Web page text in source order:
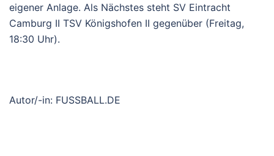
eigener Anlage. Als Nächstes steht SV Eintracht
Camburg II TSV Königshofen II gegenüber (Freitag,
18:30 Uhr).
Autor/-in: FUSSBALL.DE